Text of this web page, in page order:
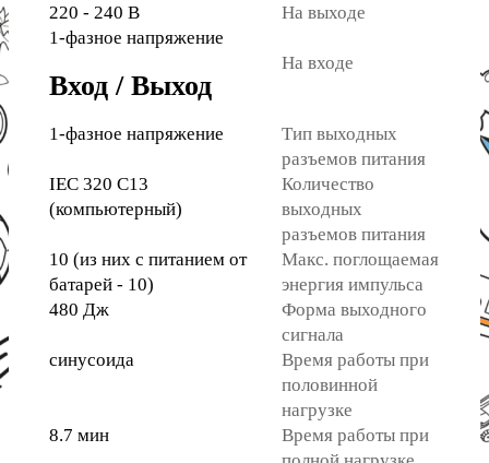
220 - 240 В
На выходе
1-фазное напряжение
Вход / Выход
На входе
1-фазное напряжение
Тип выходных
разъемов питания
IEC 320 C13
(компьютерный)
Количество
выходных
разъемов питания
10 (из них с питанием от
батарей - 10)
Макс. поглощаемая
энергия импульса
480 Дж
Форма выходного
сигнала
синусоида
Время работы при
половинной
нагрузке
8.7 мин
Время работы при